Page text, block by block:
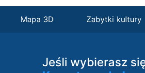
Mapa 3D Zabytki kultury
Jeśli wybierasz